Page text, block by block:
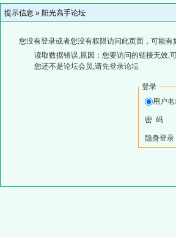
提示信息 » 阳光高手论坛
您没有登录或者您没有权限访问此页面，可能有
读取数据错误,原因：您要访问的链接无效,
您还不是论坛会员,请先登录论坛
登录
用户名
密 码
隐身登录